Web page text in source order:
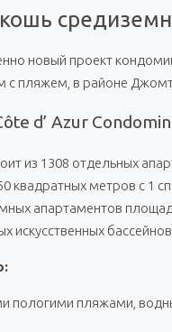
новый проект
пляжем, в районе
d’ Azur
из 1308 отдельных
квадратных метров с 1
апартаментов
искусственных
пологими пляжами,